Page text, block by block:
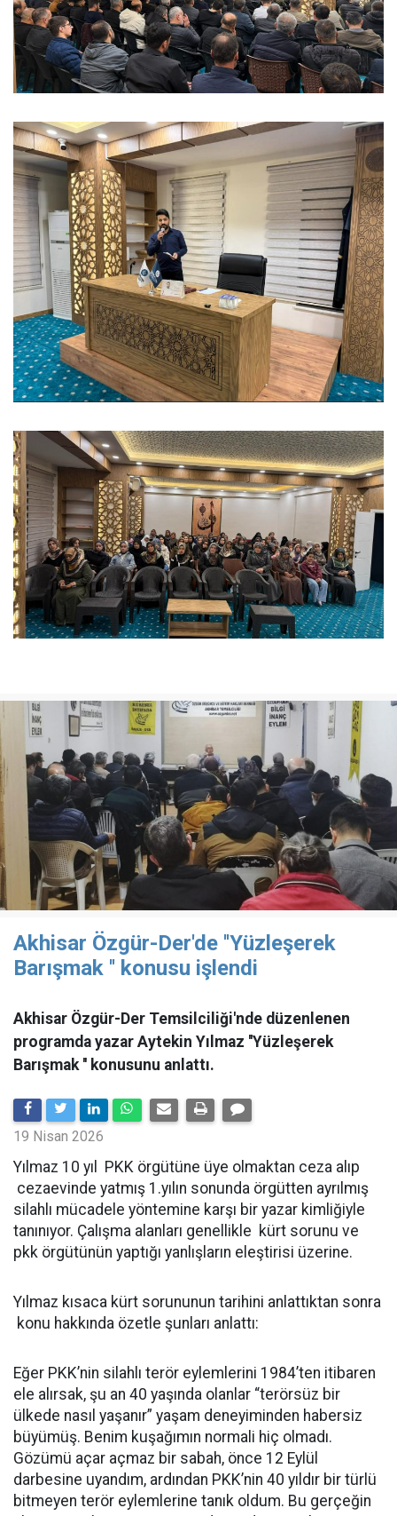
Akhisar Özgür-Der'de ''Yüzleşerek
Barışmak '' konusu işlendi
Akhisar Özgür-Der Temsilciliği'nde düzenlenen
programda yazar Aytekin Yılmaz ''Yüzleşerek
Barışmak '' konusunu anlattı.
19 Nisan 2026
Yılmaz 10 yıl PKK örgütüne üye olmaktan ceza alıp
cezaevinde yatmış 1.yılın sonunda örgütten ayrılmış
silahlı mücadele yöntemine karşı bir yazar kimliğiyle
tanınıyor. Çalışma alanları genellikle kürt sorunu ve
pkk örgütünün yaptığı yanlışların eleştirisi üzerine.
Yılmaz kısaca kürt sorununun tarihini anlattıktan sonra
konu hakkında özetle şunları anlattı:
Eğer PKK’nin silahlı terör eylemlerini 1984’ten itibaren
ele alırsak, şu an 40 yaşında olanlar “terörsüz bir
ülkede nasıl yaşanır” yaşam deneyiminden habersiz
büyümüş. Benim kuşağımın normali hiç olmadı.
Gözümü açar açmaz bir sabah, önce 12 Eylül
darbesine uyandım, ardından PKK’nin 40 yıldır bir türlü
bitmeyen terör eylemlerine tanık oldum. Bu gerçeğin